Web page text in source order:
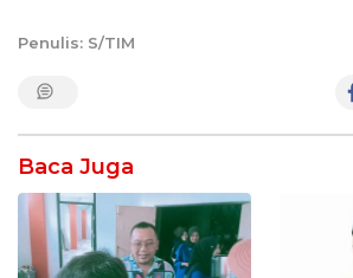
Penulis: S/TIM
Baca Juga